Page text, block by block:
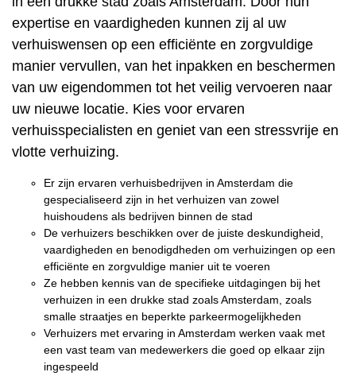
expertise en vaardigheden kunnen zij al uw
verhuiswensen op een efficiënte en zorgvuldige
manier vervullen, van het inpakken en beschermen
van uw eigendommen tot het veilig vervoeren naar
uw nieuwe locatie. Kies voor ervaren
verhuisspecialisten en geniet van een stressvrije en
vlotte verhuizing.
Er zijn ervaren verhuisbedrijven in Amsterdam die
gespecialiseerd zijn in het verhuizen van zowel
huishoudens als bedrijven binnen de stad
De verhuizers beschikken over de juiste deskundigheid,
vaardigheden en benodigdheden om verhuizingen op een
efficiënte en zorgvuldige manier uit te voeren
Ze hebben kennis van de specifieke uitdagingen bij het
verhuizen in een drukke stad zoals Amsterdam, zoals
smalle straatjes en beperkte parkeermogelijkheden
Verhuizers met ervaring in Amsterdam werken vaak met
een vast team van medewerkers die goed op elkaar zijn
ingespeeld